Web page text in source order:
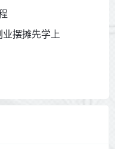
摆摊先学上